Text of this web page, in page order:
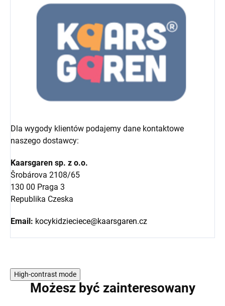
Dla wygody klientów podajemy dane kontaktowe
naszego dostawcy:
Kaarsgaren sp. z o.o.
Šrobárova 2108/65
130 00 Praga 3
Republika Czeska
Email: kocykidzieciece@kaarsgaren.cz
High-contrast mode
Możesz być zainteresowany